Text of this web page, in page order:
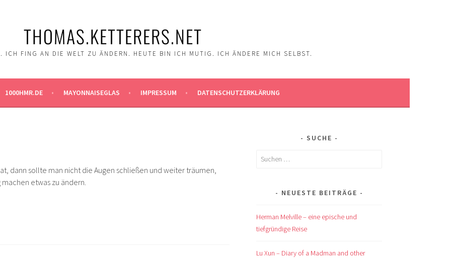
THOMAS.KETTERERS.NET
ICH FING AN DIE WELT ZU ÄNDERN. HEUTE BIN ICH MUTIG. ICH ÄNDERE MICH SELBST.
1000HMR.DE MAYONNAISEGLAS IMPRESSUM DATENSCHUTZERKLÄRUNG
dann sollte man nicht die Augen schließen und weiter träumen,
etwas zu ändern.
SUCHE
Suchen
NEUESTE BEITRÄGE
Herman Melville – eine epische und
tiefgründige Reise
Lu Xun – Diary of a Madman and other